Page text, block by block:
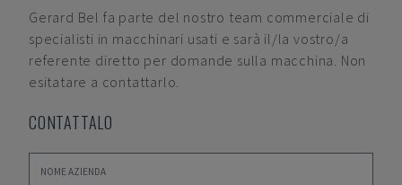
Gerard Bel fa parte del nostro team commerciale di
specialisti in macchinari usati e sarà il/la vostro/a
referente diretto per domande sulla macchina. Non
esitatare a contattarlo.
CONTATTALO